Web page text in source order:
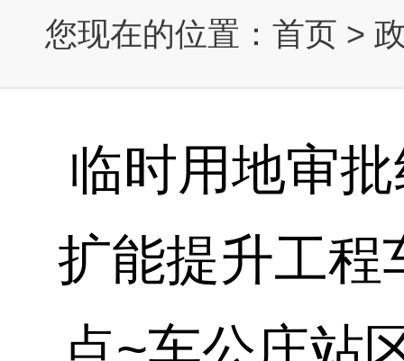
您现在的位置： 首页 >
临时用地审
扩能提升工程